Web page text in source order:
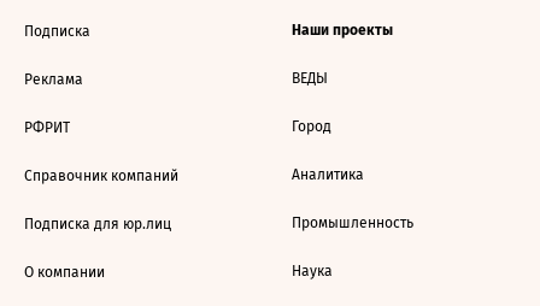
Подписка
Реклама
РФРИТ
Справочник компаний
Подписка для юр.лиц
О компании
Наши проекты
ВЕДЫ
Город
Аналитика
Промышленность
Наука